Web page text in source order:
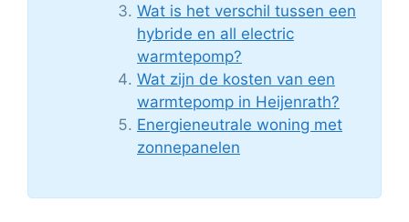
Wat is het verschil tussen een
hybride en all electric
warmtepomp?
Wat zijn de kosten van een
warmtepomp in Heijenrath?
Energieneutrale woning met
zonnepanelen